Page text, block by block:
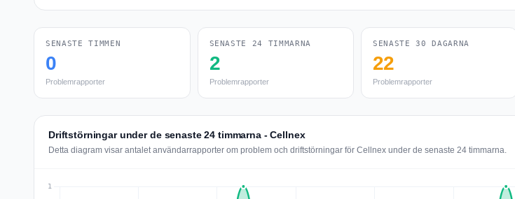
SENASTE TIMMEN
0
Problemrapporter
SENASTE 24 TIMMARNA
2
Problemrapporter
SENASTE 30 DAGARNA
22
Problemrapporter
Driftstörningar under de senaste 24 timmarna - Cellnex
Detta diagram visar antalet användarrapporter om problem och driftstörningar för Cellnex under de senaste 24 timmarna.